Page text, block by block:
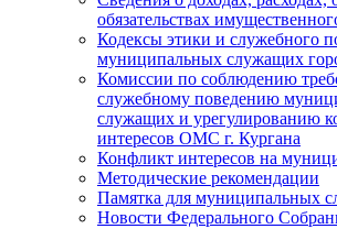
обязательствах
Кодексы этики и служебного
муниципальных служащих
Комиссии по соблюдению
служебному поведению
служащих и урегулированию
интересов ОМС г. Кургана
Конфликт интересов на
Методические рекомендации
Памятка для муниципальных
Новости Федерального